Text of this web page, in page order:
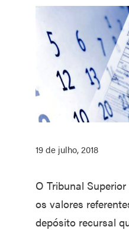
19 de julho, 2018
O Tribunal
os valores
depósito recursal